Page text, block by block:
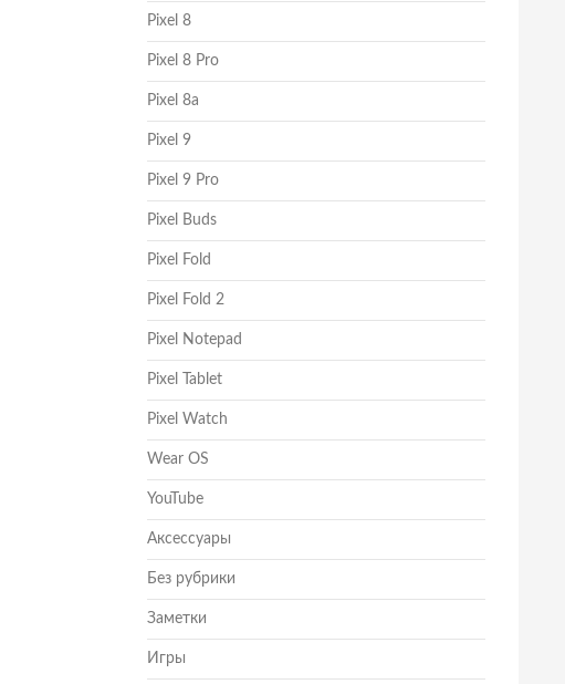
Pixel 8
Pixel 8 Pro
Pixel 8a
Pixel 9
Pixel 9 Pro
Pixel Buds
Pixel Fold
Pixel Fold 2
Pixel Notepad
Pixel Tablet
Pixel Watch
Wear OS
YouTube
Аксессуары
Без рубрики
Заметки
Игры